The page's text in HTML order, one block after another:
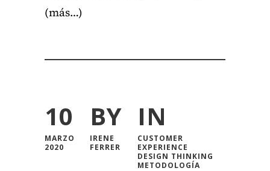
(más…)
10
MARZO
2020
BY
IRENE
FERRER
IN
CUSTOMER
EXPERIENCE
DESIGN THINKING
METODOLOGÍA